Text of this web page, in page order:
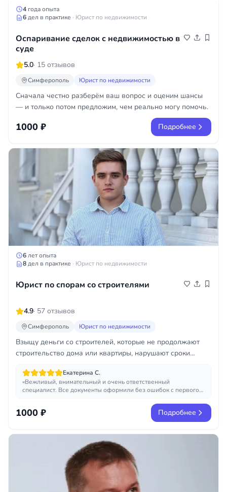
4 года опыта
6дел в практике · Юрист по недвижимости
Оспаривание сделок с недвижимостью в
суде
5.0· 15 отзывов
Симферополь Юрист по недвижимости
Сначала честно разберём ваш вопрос и оценим шансы
— и только потом предложим, чем реально могу помочь.
1000 ₽ Подробнее
6лет опыта
8дел в практике · Юрист по недвижимости
Юрист по спорам со строителями
4.9· 57 отзывов
Симферополь Юрист по недвижимости
Взыщу деньги со строителей, которые не продолжают
строительство дома или квартиры, нарушают сроки
Екатерина С.
«Вежливый, внимательный и очень ответственный
специалист. Все документы оформили без ошибок с первого
1000 ₽ Подробнее